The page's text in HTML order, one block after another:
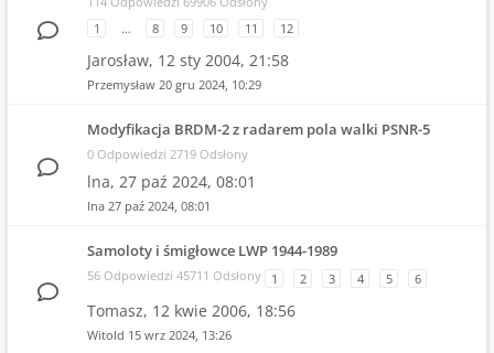
1
… 8 9 10 11 12
Jarosław, 12 sty 2004, 21:58
Przemysław 20 gru 2024, 10:29
Modyfikacja BRDM-2 z radarem pola walki PSNR-5
0 Odpowiedzi 2719 Odsłony
lna, 27 paź 2024, 08:01
lna 27 paź 2024, 08:01
Samoloty i śmigłowce LWP 1944-1989
56 Odpowiedzi 45711 Odsłony 1 2 3 4 5 6
Tomasz, 12 kwie 2006, 18:56
Witold 15 wrz 2024, 13:26